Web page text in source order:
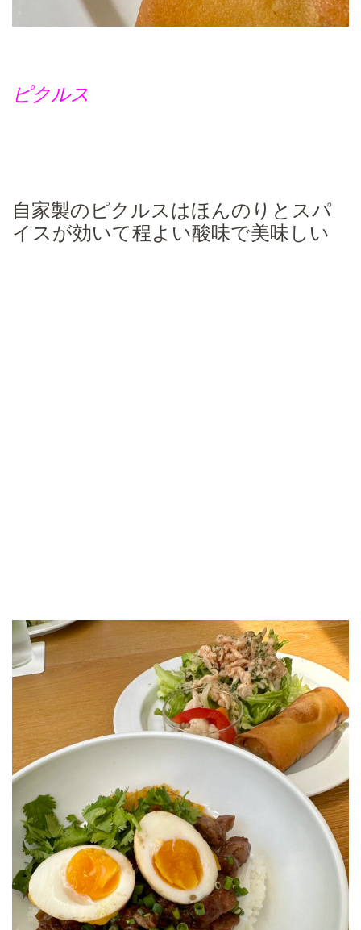
ピクルス
自家製のピクルスはほんのりとスパ
イスが効いて程よい酸味で美味しい